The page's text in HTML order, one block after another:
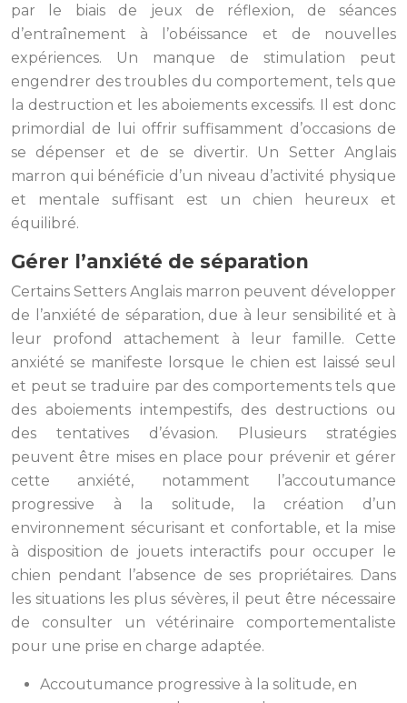
par le biais de jeux de réflexion, de séances
d’entraînement à l’obéissance et de nouvelles
expériences. Un manque de stimulation peut
engendrer des troubles du comportement, tels que
la destruction et les aboiements excessifs. Il est donc
primordial de lui offrir suffisamment d’occasions de
se dépenser et de se divertir. Un Setter Anglais
marron qui bénéficie d’un niveau d’activité physique
et mentale suffisant est un chien heureux et
équilibré.
Gérer l’anxiété de séparation
Certains Setters Anglais marron peuvent développer
de l’anxiété de séparation, due à leur sensibilité et à
leur profond attachement à leur famille. Cette
anxiété se manifeste lorsque le chien est laissé seul
et peut se traduire par des comportements tels que
des aboiements intempestifs, des destructions ou
des tentatives d’évasion. Plusieurs stratégies
peuvent être mises en place pour prévenir et gérer
cette anxiété, notamment l’accoutumance
progressive à la solitude, la création d’un
environnement sécurisant et confortable, et la mise
à disposition de jouets interactifs pour occuper le
chien pendant l’absence de ses propriétaires. Dans
les situations les plus sévères, il peut être nécessaire
de consulter un vétérinaire comportementaliste
pour une prise en charge adaptée.
Accoutumance progressive à la solitude, en